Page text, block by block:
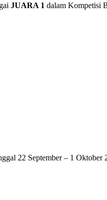
JUARA 1 dalam Kompetisi
22 September – 1 Oktober